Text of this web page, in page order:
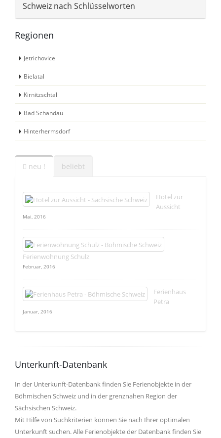
Schweiz nach Schlüsselworten
Regionen
Jetrichovice
Bielatal
Kirnitzschtal
Bad Schandau
Hinterhermsdorf
neu ! beliebt
Hotel zur
Aussicht
Mai, 2016
Ferienwohnung Schulz
Februar, 2016
Ferienhaus
Petra
Januar, 2016
Unterkunft-Datenbank
In der Unterkunft-Datenbank finden Sie Ferienobjekte in der
Böhmischen Schweiz und in der grenznahen Region der
Sächsischen Schweiz.
Mit Hilfe von Suchkriterien können Sie nach Ihrer optimalen
Unterkunft suchen. Alle Ferienobjekte der Datenbank finden Sie